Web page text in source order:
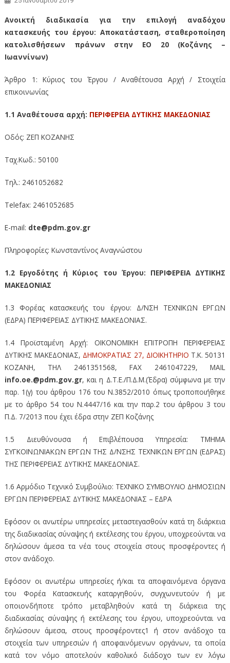
Ανοικτή διαδικασία για την επιλογή αναδόχου
κατασκευής του έργου: Αποκατάσταση, σταθεροποίηση
κατολισθήσεων πράνων στην ΕΟ 20 (Κοζάνης –
Ιωαννίνων)
Άρθρο 1: Κύριος του Έργου / Αναθέτουσα Αρχή / Στοιχεία
επικοινωνίας
1.1 Αναθέτουσα αρχή: ΠΕΡΙΦΕΡΕΙΑ ΔΥΤΙΚΗΣ ΜΑΚΕΔΟΝΙΑΣ
Οδός: ΖΕΠ ΚΟΖΑΝΗΣ
Ταχ.Κωδ.: 50100
Τηλ.: 2461052682
Telefax: 2461052685
E-mail: dte@pdm.gov.gr
Πληροφορίες: Κωνσταντίνος Αναγνώστου
1.2 Εργοδότης ή Κύριος του Έργου: ΠΕΡΙΦΕΡΕΙΑ ΔΥΤΙΚΗΣ
ΜΑΚΕΔΟΝΙΑΣ
1.3 Φορέας κατασκευής του έργου: Δ/ΝΣΗ ΤΕΧΝΙΚΩΝ ΕΡΓΩΝ
(ΕΔΡΑ) ΠΕΡΙΦΕΡΕΙΑΣ ΔΥΤΙΚΗΣ ΜΑΚΕΔΟΝΙΑΣ.
1.4 Προϊσταμένη Αρχή: ΟΙΚΟΝΟΜΙΚΗ ΕΠΙΤΡΟΠΗ ΠΕΡΙΦΕΡΕΙΑΣ
ΔΥΤΙΚΗΣ ΜΑΚΕΔΟΝΙΑΣ, ΔΗΜΟΚΡΑΤΙΑΣ 27, ΔΙΟΙΚΗΤΗΡΙΟ Τ.Κ. 50131
ΚΟΖΑΝΗ, ΤΗΛ 2461351568, FAX 2461047229, MAIL
info.oe.@pdm.gov.gr, και η Δ.Τ.Ε./Π.Δ.Μ.(Έδρα) σύμφωνα με την
παρ. 1(γ) του άρθρου 176 του Ν.3852/2010 όπως τροποποιήθηκε
με το άρθρο 54 του Ν.4447/16 και την παρ.2 του άρθρου 3 του
Π.Δ. 7/2013 που έχει έδρα στην ΖΕΠ Κοζάνης
1.5 Διευθύνουσα ή Επιβλέπουσα Υπηρεσία: ΤΜΗΜΑ
ΣΥΓΚΟΙΝΩΝΙΑΚΩΝ ΕΡΓΩΝ ΤΗΣ Δ/ΝΣΗΣ ΤΕΧΝΙΚΩΝ ΕΡΓΩΝ (ΕΔΡΑΣ)
ΤΗΣ ΠΕΡΙΦΕΡΕΙΑΣ ΔΥΤΙΚΗΣ ΜΑΚΕΔΟΝΙΑΣ.
1.6 Αρμόδιο Τεχνικό Συμβούλιο: ΤΕΧΝΙΚΟ ΣΥΜΒΟΥΛΙΟ ΔΗΜΟΣΙΩΝ
ΕΡΓΩΝ ΠΕΡΙΦΕΡΕΙΑΣ ΔΥΤΙΚΗΣ ΜΑΚΕΔΟΝΙΑΣ – ΕΔΡΑ
Εφόσον οι ανωτέρω υπηρεσίες μεταστεγασθούν κατά τη διάρκεια
της διαδικασίας σύναψης ή εκτέλεσης του έργου, υποχρεούνται να
δηλώσουν άμεσα τα νέα τους στοιχεία στους προσφέροντες ή
στον ανάδοχο.
Εφόσον οι ανωτέρω υπηρεσίες ή/και τα αποφαινόμενα όργανα
του Φορέα Κατασκευής καταργηθούν, συγχωνευτούν ή με
οποιονδήποτε τρόπο μεταβληθούν κατά τη διάρκεια της
διαδικασίας σύναψης ή εκτέλεσης του έργου, υποχρεούνται να
δηλώσουν άμεσα, στους προσφέροντες1 ή στον ανάδοχο τα
στοιχεία των υπηρεσιών ή αποφαινόμενων οργάνων, τα οποία
κατά τον νόμο αποτελούν καθολικό διάδοχο των εν λόγω